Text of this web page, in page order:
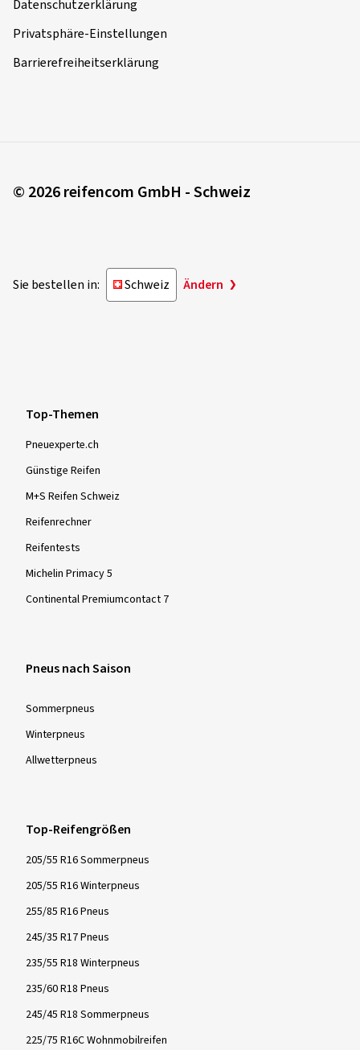
Datenschutzerklärung
Privatsphäre-Einstellungen
Barrierefreiheitserklärung
© 2026 reifencom GmbH - Schweiz
Sie bestellen in: Schweiz Ändern
Top-Themen
Pneuexperte.ch
Günstige Reifen
M+S Reifen Schweiz
Reifenrechner
Reifentests
Michelin Primacy 5
Continental Premiumcontact 7
Pneus nach Saison
Sommer­pneus
Winter­pneus
Allwetter­pneus
Top-Reifengrößen
205/55 R16 Sommerpneus
205/55 R16 Winterpneus
255/85 R16 Pneus
245/35 R17 Pneus
235/55 R18 Winterpneus
235/60 R18 Pneus
245/45 R18 Sommerpneus
225/75 R16C Wohnmobilreifen